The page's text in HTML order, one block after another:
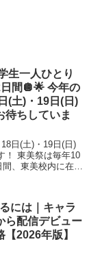
生一人ひとり
間🪩🌟 今年の
(土)・19日(日)
待ちしていま
年10
には｜キャラ
ら配信デビュー
【2026年版】